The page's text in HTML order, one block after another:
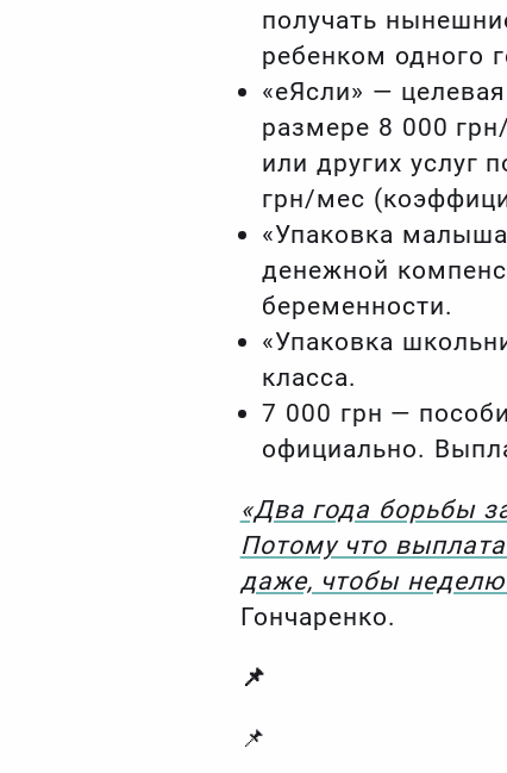
получать
ребенком одного
«еЯсли» —
размере 8 000
или других услуг
грн/мес
«Упаковка
денежной
беременности.
«Упаковка
класса.
7 000 грн —
официально.
«Два года борьбы
Потому что
даже, чтобы неделю
Гончаренко.
📌
📌